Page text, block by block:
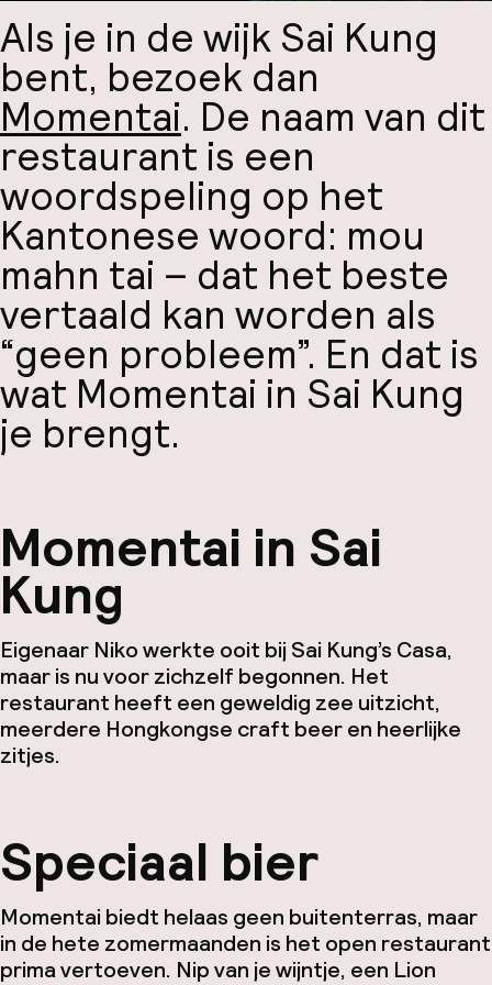
Als je in de wijk Sai Kung
bent, bezoek dan
Momentai. De naam van dit
restaurant is een
woordspeling op het
Kantonese woord: mou
mahn tai – dat het beste
vertaald kan worden als
“geen probleem”. En dat is
wat Momentai in Sai Kung
je brengt.
Momentai in Sai
Kung
Eigenaar Niko werkte ooit bij Sai Kung’s Casa,
maar is nu voor zichzelf begonnen. Het
restaurant heeft een geweldig zee uitzicht,
meerdere Hongkongse craft beer en heerlijke
zitjes.
Speciaal bier
Momentai biedt helaas geen buitenterras, maar
in de hete zomermaanden is het open restaurant
prima vertoeven. Nip van je wijntje, een Lion